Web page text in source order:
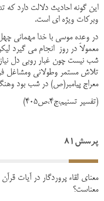
این گونه احادیث دلالت دارد
وبرکات ویژه ای است.
در وعده موسی با خدا مهمانی
معمولاَ در روز انجام می گیرد
شب نیست چون غبار روبی دل
تلاش مستمر وطولانی ومشاغل
معراج پیامبر(ص) در شب بود
(تفسیر تسنیم،ج4،ص405)
پرسش81
معنای لقاء پروردگار در آیات
معناست؟